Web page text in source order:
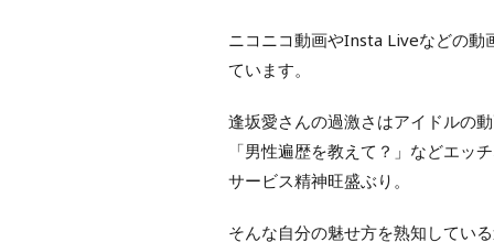
ニコニコ動画やInsta Liveなどの動
ています。
逢坂愛さんの過激さはアイドルの
「男性遍歴を教えて？」などエッ
サービス精神旺盛ぶり。
そんな自分の魅せ方を熟知してい